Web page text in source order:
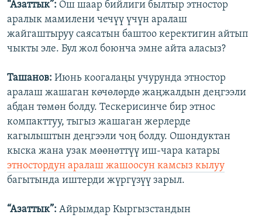
“Азаттык”: Ош шаар бийлиги былтыр этностор
аралык мамилени чечүү үчүн аралаш
жайгаштыруу саясатын баштоо керектигин айтып
чыкты эле. Бул жол боюнча эмне айта аласыз?
Ташанов: Июнь коогалаңы учурунда этностор
аралаш жашаган көчөлөрдө жаңжалдын деңгээли
абдан төмөн болду. Тескерисинче бир этнос
компакттуу, тыгыз жашаган жерлерде
кагылыштын деңгээли чоң болду. Ошондуктан
кыска жана узак мөөнөттүү иш-чара катары
этностордун аралаш жашоосун камсыз кылуу
багытында иштерди жүргүзүү зарыл.
“Азаттык”: Айрымдар Кыргызстандын